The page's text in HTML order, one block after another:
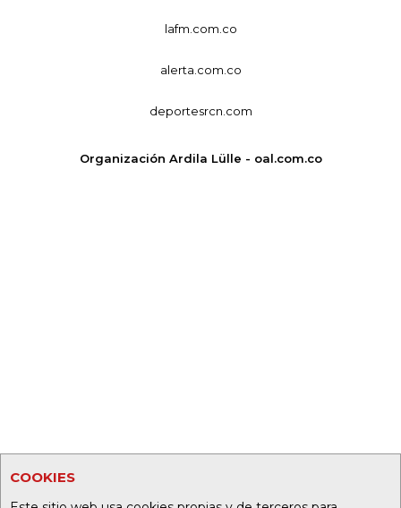
COOKIES
lafm.com.co
alerta.com.co
deportesrcn.com
Organización Ardila Lülle - oal.com.co